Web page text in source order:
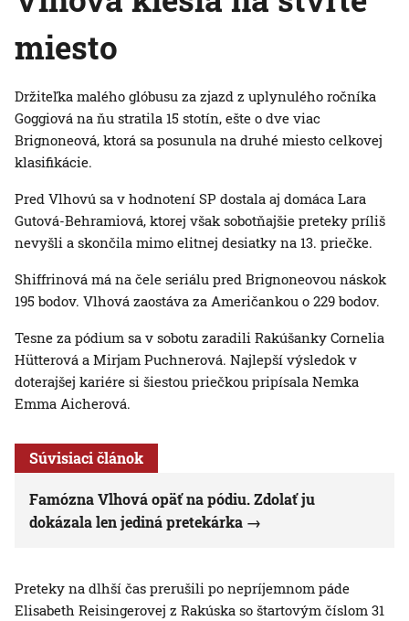
miesto
Držiteľka malého glóbusu za zjazd z uplynulého ročníka
Goggiová na ňu stratila 15 stotín, ešte o dve viac
Brignoneová, ktorá sa posunula na druhé miesto celkovej
klasifikácie.
Pred Vlhovú sa v hodnotení SP dostala aj domáca Lara
Gutová-Behramiová, ktorej však sobotňajšie preteky príliš
nevyšli a skončila mimo elitnej desiatky na 13. priečke.
Shiffrinová má na čele seriálu pred Brignoneovou náskok
195 bodov. Vlhová zaostáva za Američankou o 229 bodov.
Tesne za pódium sa v sobotu zaradili Rakúšanky Cornelia
Hütterová a Mirjam Puchnerová. Najlepší výsledok v
doterajšej kariére si šiestou priečkou pripísala Nemka
Emma Aicherová.
Súvisiaci článok
Famózna Vlhová opäť na pódiu. Zdolať ju
dokázala len jediná pretekárka
Preteky na dlhší čas prerušili po nepríjemnom páde
Elisabeth Reisingerovej z Rakúska so štartovým číslom 31